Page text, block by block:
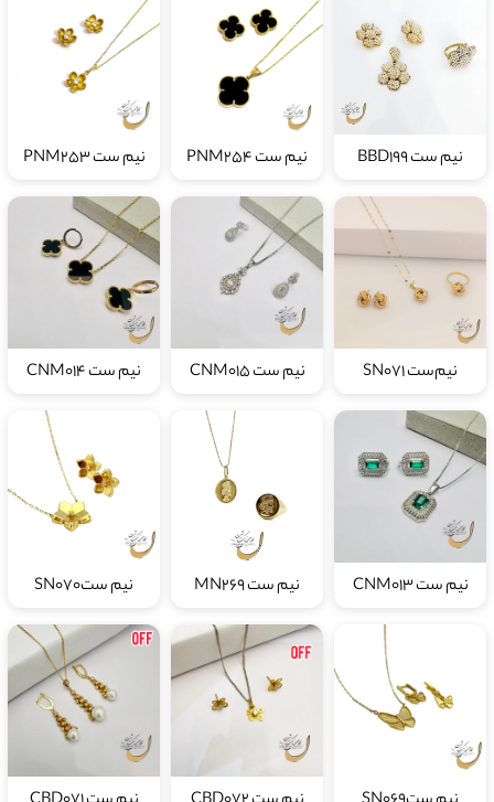
نیم ست PNM254 نیم ست PNM253
نیم‌ست SN071 نیم ست CNM015 نیم ست CNM014
نیم ست CNM013 نیم ست MN269 نیم ستSN070
نیم ست CBD072 نیم ست CBD071